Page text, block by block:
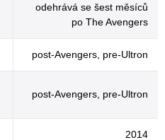
odehrává se šest měsíců
po The Avengers
post-Avengers, pre-Ultron
post-Avengers, pre-Ultron
2014